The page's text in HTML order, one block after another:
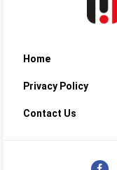
Home
Privacy Policy
Contact Us